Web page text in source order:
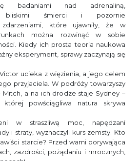
badaniami nad adrenaliną,
bliskimi śmierci i pozornie
zdarzeniami, które ujawniły, że w
można rozwinąć w sobie
Kiedy ich prosta teoria naukowa
eksperyment, sprawy zaczynają się
ucieka z więzienia, a jego celem
przyjaciela. W podróży towarzyszy
Mitch, a na ich drodze staje Sydney –
której powściągliwa natura skrywa
w straszliwą moc, napędzani
i straty, wyznaczyli kurs zemsty. Kto
starcie? Przed wami porywająca
zazdrości, pożądaniu i mrocznych,